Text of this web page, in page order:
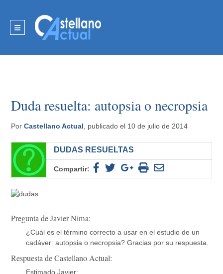
Duda resuelta: autopsia o necropsia
PorCastellano Actual , publicado el 10 de julio de 2014
DUDAS RESUELTAS
Compartir:
Pregunta de Javier Nima:
¿Cuál es el término correcto a usar en el estudio de un
cadáver: autopsia o necropsia? Gracias por su respuesta.
Respuesta de Castellano Actual:
Estimado Javier: